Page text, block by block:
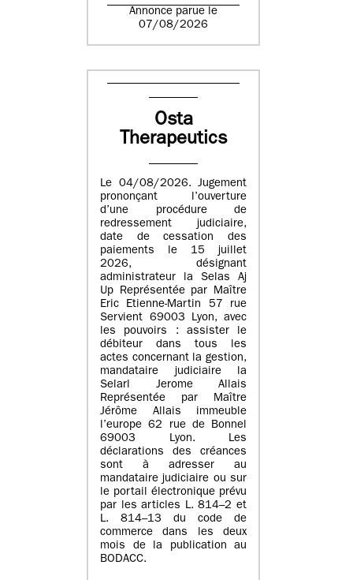
Annonce parue le
07/08/2026
Osta
Therapeutics
Le 04/08/2026. Jugement
prononçant l’ouverture
d’une procédure de
redressement judiciaire,
date de cessation des
paiements le 15 juillet
2026, désignant
administrateur la Selas Aj
Up Représentée par Maître
Eric Etienne-Martin 57 rue
Servient 69003 Lyon, avec
les pouvoirs : assister le
débiteur dans tous les
actes concernant la gestion,
mandataire judiciaire la
Selarl Jerome Allais
Représentée par Maître
Jérôme Allais immeuble
l’europe 62 rue de Bonnel
69003 Lyon. Les
déclarations des créances
sont à adresser au
mandataire judiciaire ou sur
le portail électronique prévu
par les articles L. 814–2 et
L. 814–13 du code de
commerce dans les deux
mois de la publication au
BODACC.